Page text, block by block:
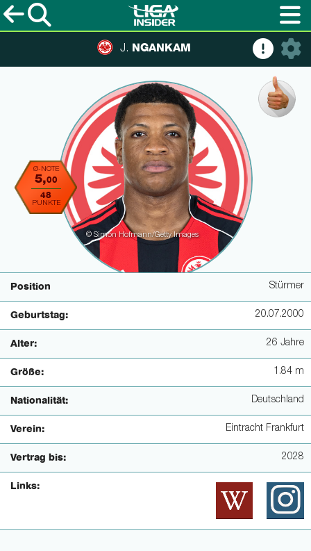
J. NGANKAM
© Simon Hofmann/Getty Images
Ø-NOTE
5,00
48
PUNKTE
Position Stürmer
Geburtstag: 20.07.2000
Alter: 26 Jahre
Größe: 1.84 m
Nationalität: Deutschland
Verein: Eintracht Frankfurt
Vertrag bis: 2028
Links: